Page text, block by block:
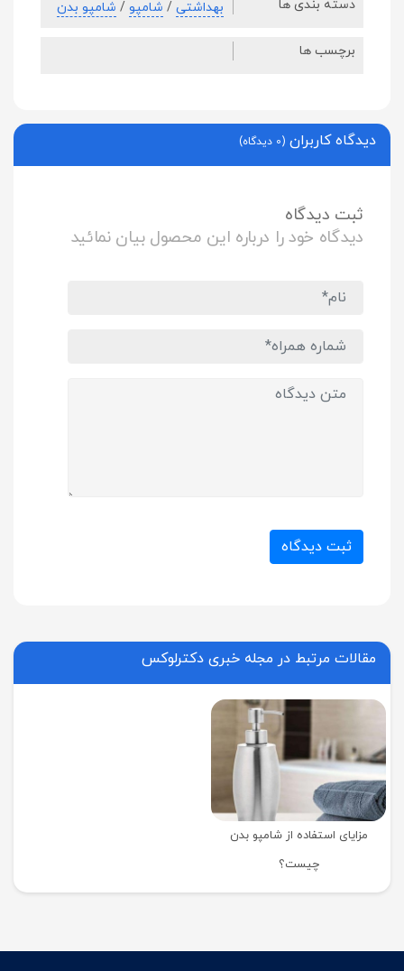
دسته بندی ها بهداشتی / شامپو / شامپو بدن
برچسب ها
دیدگاه کاربران (0 دیدگاه)
ثبت دیدگاه
دیدگاه خود را درباره این محصول بیان نمائید
ثبت دیدگاه
مقالات مرتبط در مجله خبری دکترلوکس
مزایای استفاده از شامپو بدن
چیست؟